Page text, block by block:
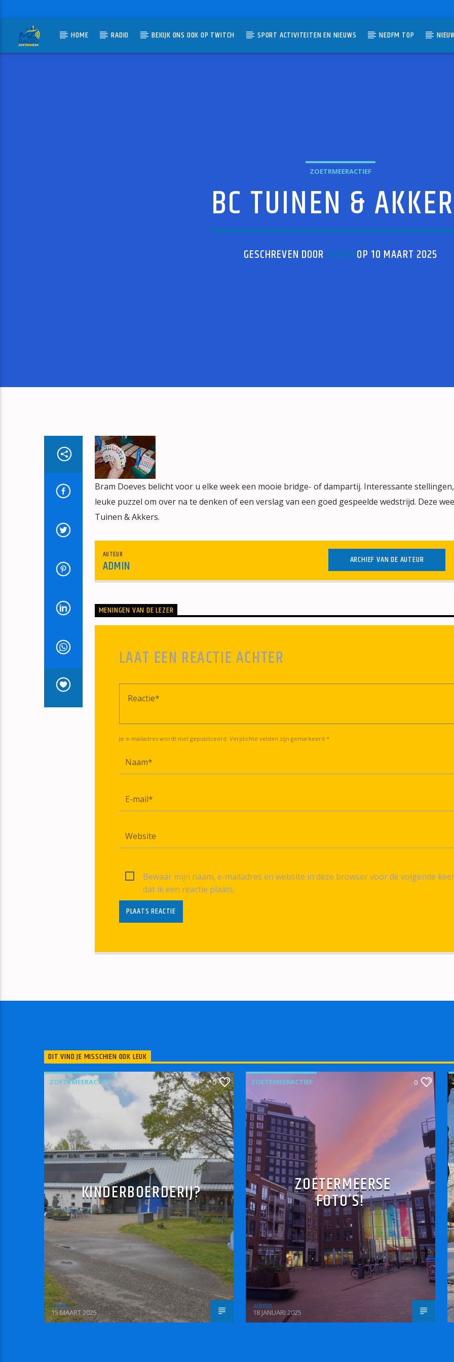
HOME RADIO BEKIJK ONS OOK OP TWITCH SPORT ACTIVITEITEN EN NIEUWS NEDFM TOP
ZOETRMEERACTIEF
BC TUINEN &
GESCHREVEN DOOR ADMIN OP 10 MAART 2025
Bram Doeves belicht voor u elke week een mooie bridge- of dampartij. Interessante
leuke puzzel om over na te denken of een verslag van een goed gespeelde wedstrijd. Deze
Tuinen & Akkers.
AUTEUR
ADMIN ARCHIEF VAN DE AUTEUR
MENINGEN VAN DE LEZER
LAAT EEN REACTIE ACHTER
Je e-mailadres wordt niet gepubliceerd. Verplichte velden zijn gemarkeerd *
Bewaar mijn naam, e-mailadres en website in deze browser voor de volgende
dat ik een reactie plaats.
DIT VIND JE MISSCHIEN OOK LEUK
ZOETRMEERACTIEF 0
KINDERBOERDERIJ?
admin
15 MAART 2025
ZOETRMEERACTIEF 0
ZOETERMEERSE
FOTO’S!
admin
18 JANUARI 2025